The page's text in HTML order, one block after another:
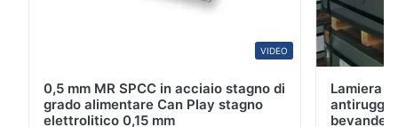
VIDEO
0,5 mm MR SPCC in acciaio stagno di
grado alimentare Can Play stagno
elettrolitico 0,15 mm
Lamiera
bevande,